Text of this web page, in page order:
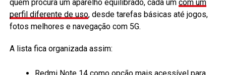
quem procura um aparelho equilibrado, cada um com um
perfil diferente de uso, desde tarefas básicas até jogos,
fotos melhores e navegação com 5G.
A lista fica organizada assim: